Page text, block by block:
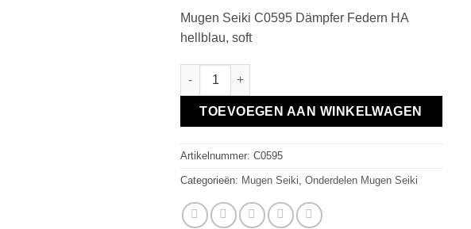
Mugen Seiki C0595 Dämpfer Federn HA
hellblau, soft
Dämpfer Federn HA hellblau, soft aantal
TOEVOEGEN AAN WINKELWAGEN
Artikelnummer: C0595
Categorieën: Mugen Seiki Onderdelen Mugen Seiki